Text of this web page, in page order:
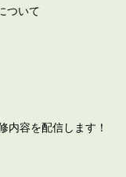
ついて
内容を配信します！